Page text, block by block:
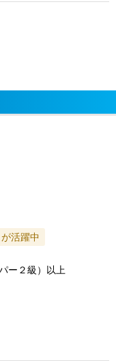
活躍中
ー２級）以上